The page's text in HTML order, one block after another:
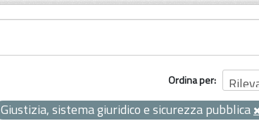
Ordina per
Giustizia, sistema giuridico e sicurezza pubblica